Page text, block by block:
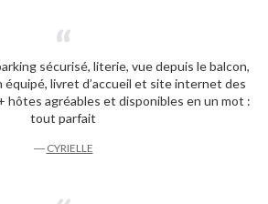
sécurisé, literie, vue depuis le balcon,
équipé, livret d’accueil et site internet des
hôtes agréables et disponibles en un mot :
tout parfait
― CYRIELLE